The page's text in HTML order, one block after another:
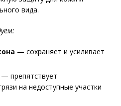
вида.
— сохраняет и усиливает
— препятствует
на недоступные участки